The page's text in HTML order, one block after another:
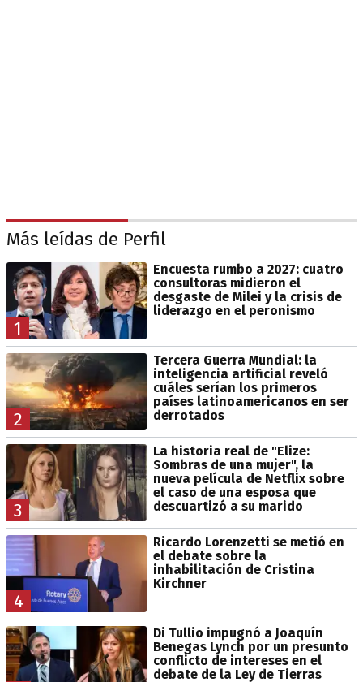
Más leídas de Perfil
1
Encuesta rumbo a 2027: cuatro
consultoras midieron el
desgaste de Milei y la crisis de
liderazgo en el peronismo
2
Tercera Guerra Mundial: la
inteligencia artificial reveló
cuáles serían los primeros
países latinoamericanos en ser
derrotados
3
La historia real de "Elize:
Sombras de una mujer", la
nueva película de Netflix sobre
el caso de una esposa que
descuartizó a su marido
4
Ricardo Lorenzetti se metió en
el debate sobre la
inhabilitación de Cristina
Kirchner
Di Tullio impugnó a Joaquín
Benegas Lynch por un presunto
conflicto de intereses en el
debate de la Ley de Tierras